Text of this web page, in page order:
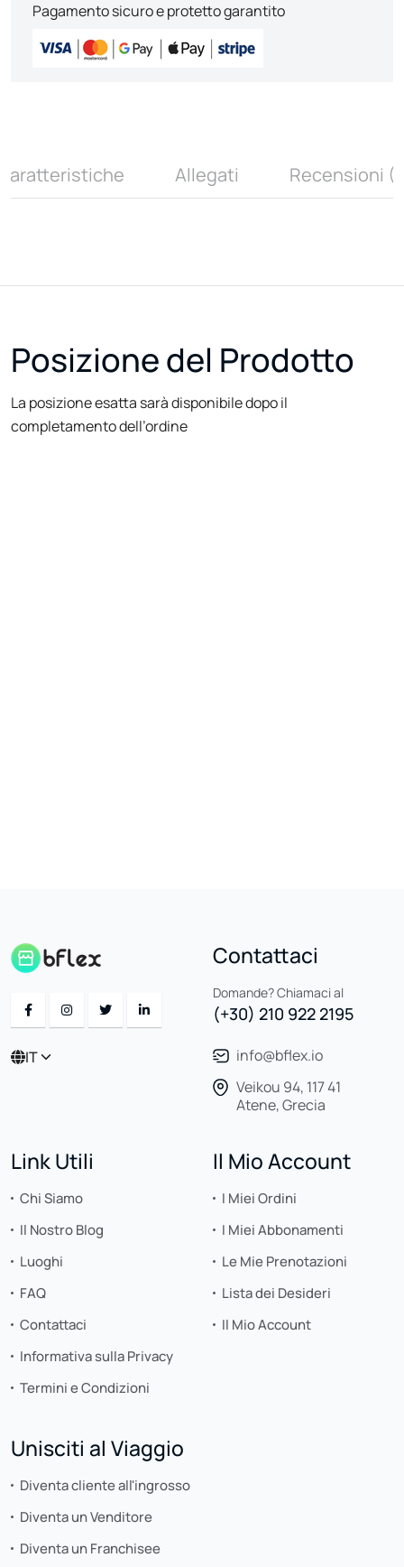
Pagamento sicuro e protetto garantito
Allegati Recensioni
Posizione del Prodotto
La posizione esatta sarà disponibile dopo il
completamento dell’ordine
IT
Contattaci
Domande? Chiamaci al
(+30) 210 922 2195
info@bflex.io
Veikou 94, 117 41
Atene, Grecia
Link Utili
Chi Siamo
Il Nostro Blog
Luoghi
FAQ
Contattaci
Informativa sulla Privacy
Termini e Condizioni
Il Mio Account
I Miei Ordini
I Miei Abbonamenti
Le Mie Prenotazioni
Lista dei Desideri
Il Mio Account
Unisciti al Viaggio
Diventa cliente all'ingrosso
Diventa un Venditore
Diventa un Franchisee